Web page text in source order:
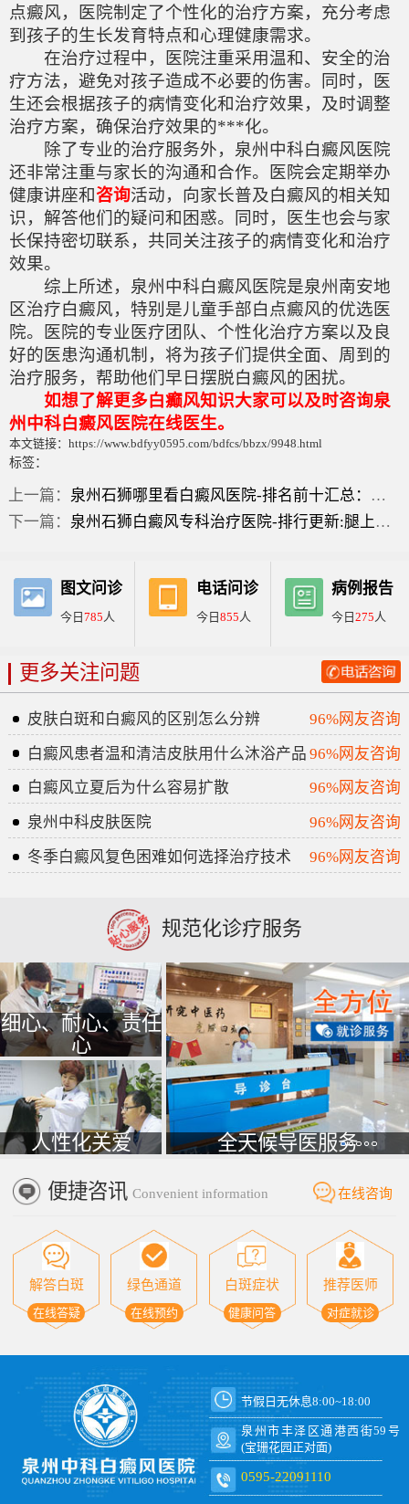
点癜风，医院制定了个性化的治疗方案，充分考虑
到孩子的生长发育特点和心理健康需求。
在治疗过程中，医院注重采用温和、安全的治
疗方法，避免对孩子造成不必要的伤害。同时，医
生还会根据孩子的病情变化和治疗效果，及时调整
治疗方案，确保治疗效果的***化。
除了专业的治疗服务外，泉州中科白癜风医院
还非常注重与家长的沟通和合作。医院会定期举办
健康讲座和咨询活动，向家长普及白癜风的相关知
识，解答他们的疑问和困惑。同时，医生也会与家
长保持密切联系，共同关注孩子的病情变化和治疗
效果。
综上所述，泉州中科白癜风医院是泉州南安地
区治疗白癜风，特别是儿童手部白点癜风的优选医
院。医院的专业医疗团队、个性化治疗方案以及良
好的医患沟通机制，将为孩子们提供全面、周到的
治疗服务，帮助他们早日摆脱白癜风的困扰。
如想了解更多白癫风知识大家可以及时咨询泉
州中科白癜风医院在线医生。
本文链接：https://www.bdfyy0595.com/bdfcs/bbzx/9948.html
标签：
上一篇： 泉州石狮哪里看白癜风医院-排名前十汇总：脸上突然发生白点是怎么回事儿？
下一篇： 泉州石狮白癜风专科治疗医院-排行更新:腿上有白斑图片咋回事？
图文问诊
今日785人
电话问诊
今日 855人
病例报告
今日275人
更多关注问题
皮肤白斑和白癜风的区别怎么分辨
96%网友咨询
白癜风患者温和清洁皮肤用什么沐浴产品 96%网友咨询
白癜风立夏后为什么容易扩散
96%网友咨询
泉州中科皮肤医院
96%网友咨询
冬季白癜风复色困难如何选择治疗技术
96%网友咨询
规范化诊疗服务
细心、耐心、责任
心
人性化关爱 全天候导医服务
便捷咨讯 Convenient information 在线咨询
解答白斑
在线答疑
绿色通道
在线预约
白斑症状
健康问答
推荐医师
对症就诊
节假日无休息8:00~18:00
泉州市丰泽区通港西街59号
(宝珊花园正对面)
0595-22091110